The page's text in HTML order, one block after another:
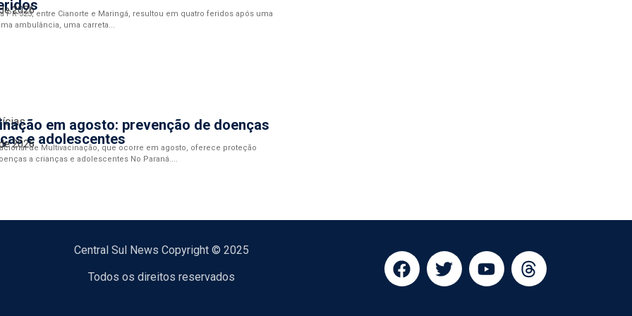
2026
PR-323, entre Cianorte e Maringá, resultou em quatro feridos após uma
ambulância, uma carreta...
em agosto: prevenção de doenças
e adolescentes
2026de Multivacinação, que ocorre em agosto, oferece proteção
a crianças e adolescentes No Paraná....
Central Sul News Copyright © 2025
Todos os direitos reservados